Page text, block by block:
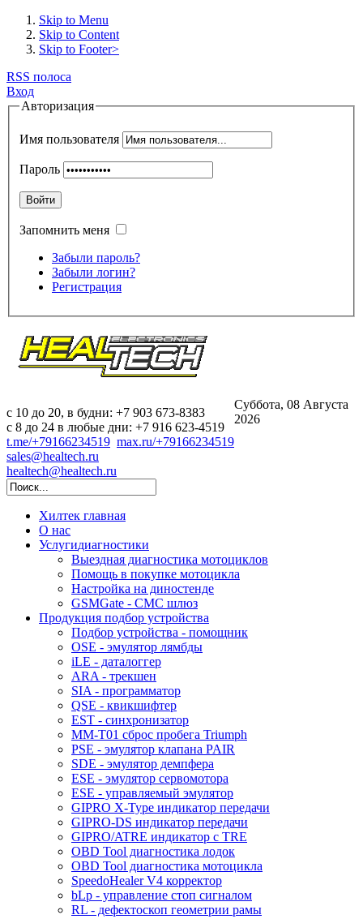
Skip to Menu
Skip to Content
Skip to Footer>
RSS полоса
Вход
Авторизация
Имя пользователя
Пароль
Войти
Запомнить меня
Забыли пароль?
Забыли логин?
Регистрация
c 10 до 20, в будни: +7 903 673-8383
с 8 до 24 в любые дни: +7 916 623-4519
t.me/+79166234519 max.ru/+79166234519
sales@healtech.ru
healtech@healtech.ru
Суббота, 08 Августа
2026
Хилтек главная
О нас
Услугидиагностики
Выездная диагностика мотоциклов
Помощь в покупке мотоцикла
Настройка на диностенде
GSMGate - СМС шлюз
Продукция подбор устройства
Подбор устройства - помощник
OSE - эмулятор лямбды
iLE - даталоггер
ARA - трекшен
SIA - программатор
QSE - квикшифтер
EST - синхронизатор
MM-T01 сброс пробега Triumph
PSE - эмулятор клапана PAIR
SDE - эмулятор демпфера
ESE - эмулятор сервомотора
ESE - управляемый эмулятор
GIPRO X-Type индикатор передачи
GIPRO-DS индикатор передачи
GIPRO/ATRE индикатор с TRE
OBD Tool диагностика лодок
OBD Tool диагностика мотоцикла
SpeedoHealer V4 корректор
bLp - управление стоп сигналом
RL - дефектоскоп геометрии рамы